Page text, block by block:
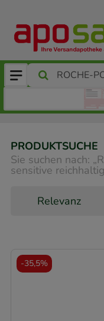
PRODUKTSUCHE
Sie suchen nach: „
sensitive
-35,5%